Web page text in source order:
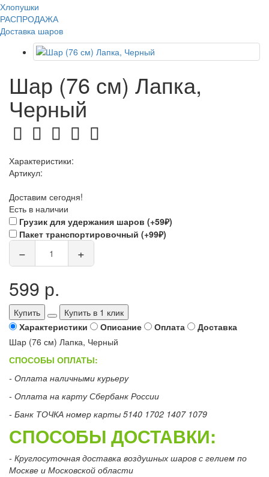
Хлопушки
РАСПРОДАЖА
Доставка шаров
Шар (76 см) Лапка,
Черный
Характеристики:
Артикул:
Доставим сегодня!
Есть в наличии
Грузик для удержания шаров (+59₽)
Пакет транспортировочный (+99₽)
− +
599 р.
Купить
Купить в 1 клик
Характеристики
Описание Оплата
Доставка
Шар (76 см) Лапка, Черный
СПОСОБЫ ОПЛАТЫ:
- Оплата наличными курьеру
- Оплата на карту Сбербанк России
- Банк ТОЧКА номер карты 5140 1702 1407 1079
СПОСОБЫ ДОСТАВКИ:
- Круглосуточная доставка воздушных шаров с гелием по
Москве и Московской области